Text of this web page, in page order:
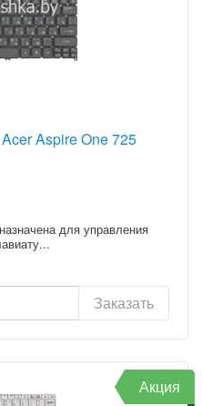
Aspire One 725
для управления
Заказать
Акция